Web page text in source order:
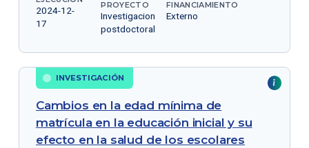
2024-12-
17
PROYECTO
Investigacion
postdoctoral
FINANCIAMIENTO
Externo
INVESTIGACIÓN
Cambios en la edad mínima de
matrícula en la educación inicial y su
efecto en la salud de los escolares